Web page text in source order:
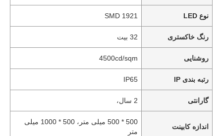
نوع LED SMD 1921
رنگ خاکستری 32 بیت
روشنایی 4500cd/sqm
رتبه بندی IP IP65
گارانتی 2 سال،
اندازه کابینت
500 * 500 میلی متر، 500 * 1000 میلی
متر